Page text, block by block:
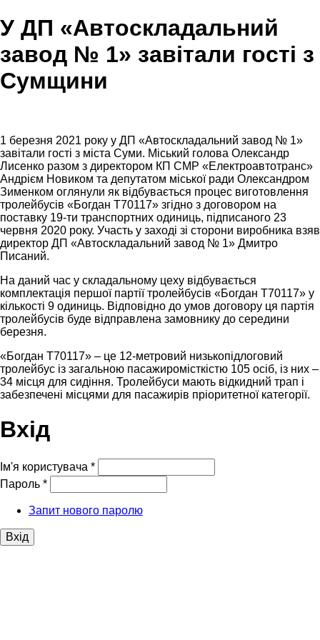
У ДП «Автоскладальний
завод № 1» завітали гості з
Сумщини
1 березня 2021 року у ДП «Автоскладальний завод № 1»
завітали гості з міста Суми. Міський голова Олександр
Лисенко разом з директором КП СМР «Електроавтотранс»
Андрієм Новиком та депутатом міської ради Олександром
Зименком оглянули як відбувається процес виготовлення
тролейбусів «Богдан Т70117» згідно з договором на
поставку 19-ти транспортних одиниць, підписаного 23
червня 2020 року. Участь у заході зі сторони виробника взяв
директор ДП «Автоскладальний завод № 1» Дмитро
Писаний.
На даний час у складальному цеху відбувається
комплектація першої партії тролейбусів «Богдан Т70117» у
кількості 9 одиниць. Відповідно до умов договору ця партія
тролейбусів буде відправлена замовнику до середини
березня.
«Богдан Т70117» – це 12-метровий низькопідлоговий
тролейбус із загальною пасажиромісткістю 105 осіб, із них –
34 місця для сидіння. Тролейбуси мають відкидний трап і
забезпечені місцями для пасажирів пріоритетної категорії.
Вхід
Ім'я користувача *
Пароль *
Запит нового паролю